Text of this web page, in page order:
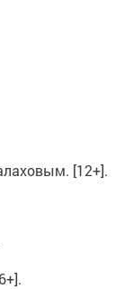
[12+].